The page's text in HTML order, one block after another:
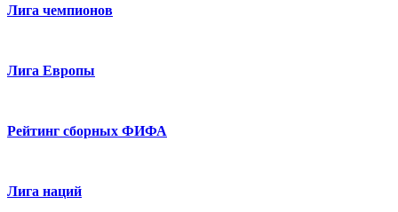
Лига чемпионов
Лига Европы
Рейтинг сборных ФИФА
Лига наций